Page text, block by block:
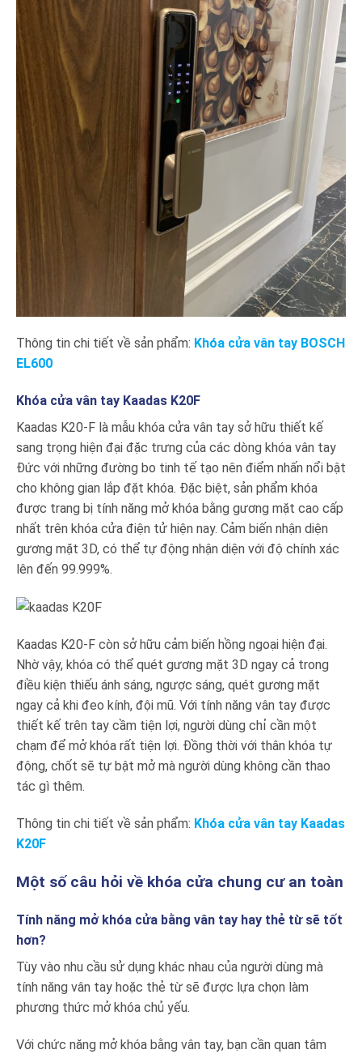
Thông tin chi tiết về sản phẩm: Khóa cửa vân tay BOSCH
EL600
Khóa cửa vân tay Kaadas K20F
Kaadas K20-F là mẫu khóa cửa vân tay sở hữu thiết kế
sang trọng hiện đại đặc trưng của các dòng khóa vân tay
Đức với những đường bo tinh tế tạo nên điểm nhấn nổi bật
cho không gian lắp đặt khóa. Đặc biệt, sản phẩm khóa
được trang bị tính năng mở khóa bằng gương mặt cao cấp
nhất trên khóa cửa điện tử hiện nay. Cảm biến nhận diện
gương mặt 3D, có thể tự động nhận diện với độ chính xác
lên đến 99.999%.
Kaadas K20-F còn sở hữu cảm biến hồng ngoại hiện đại.
Nhờ vậy, khóa có thể quét gương mặt 3D ngay cả trong
điều kiện thiếu ánh sáng, ngược sáng, quét gương mặt
ngay cả khi đeo kính, đội mũ. Với tính năng vân tay được
thiết kế trên tay cầm tiện lợi, người dùng chỉ cần một
chạm để mở khóa rất tiện lợi. Đồng thời với thân khóa tự
động, chốt sẽ tự bật mở mà người dùng không cần thao
tác gì thêm.
Thông tin chi tiết về sản phẩm: Khóa cửa vân tay Kaadas
K20F
Một số câu hỏi về khóa cửa chung cư an toàn
Tính năng mở khóa cửa bằng vân tay hay thẻ từ sẽ tốt
hơn?
Tùy vào nhu cầu sử dụng khác nhau của người dùng mà
tính năng vân tay hoặc thẻ từ sẽ được lựa chọn làm
phương thức mở khóa chủ yếu.
Với chức năng mở khóa bằng vân tay, bạn cần quan tâm